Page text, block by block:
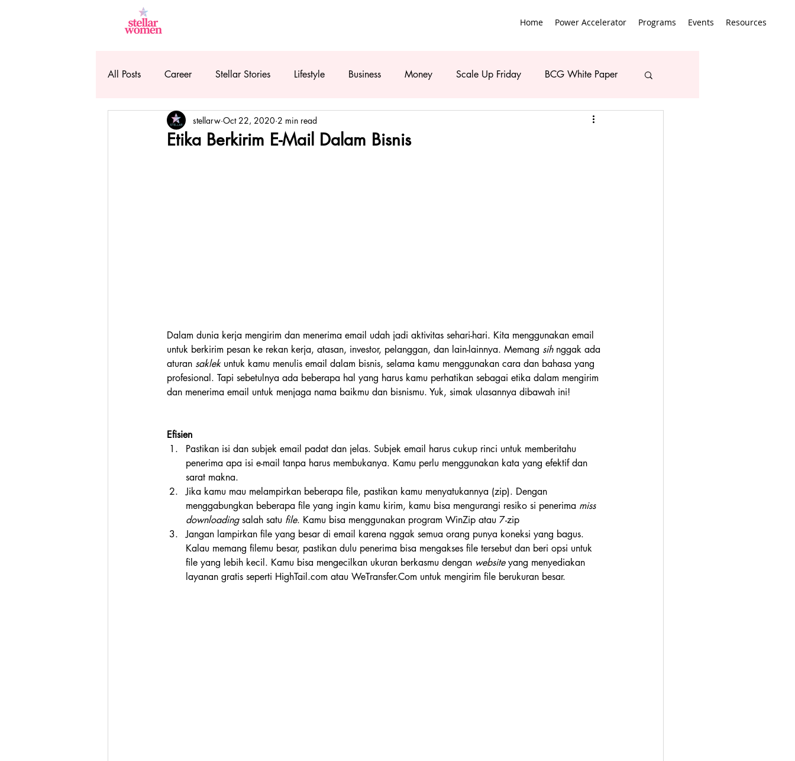
Home Power Accelerator Programs Events Resources
All Posts Career Stellar Stories Lifestyle Business Money Scale Up Friday BCG White Paper
Etika Berkirim E-Mail Dalam Bisnis
stellarw Oct 22, 2020 2 min read
Dalam dunia kerja mengirim dan menerima email udah jadi aktivitas sehari-hari. Kita menggunakan email
untuk berkirim pesan ke rekan kerja, atasan, investor, pelanggan, dan lain-lainnya. Memang sih nggak ada
aturan saklek untuk kamu menulis email dalam bisnis, selama kamu menggunakan cara dan bahasa yang
profesional. Tapi sebetulnya ada beberapa hal yang harus kamu perhatikan sebagai etika dalam mengirim
dan menerima email untuk menjaga nama baikmu dan bisnismu. Yuk, simak ulasannya dibawah ini!
Efisien
Pastikan isi dan subjek email padat dan jelas. Subjek email harus cukup rinci untuk memberitahu
penerima apa isi e-mail tanpa harus membukanya. Kamu perlu menggunakan kata yang efektif dan
sarat makna.
Jika kamu mau melampirkan beberapa file, pastikan kamu menyatukannya (zip). Dengan
menggabungkan beberapa file yang ingin kamu kirim, kamu bisa mengurangi resiko si penerima miss
downloading salah satu file. Kamu bisa menggunakan program WinZip atau 7-zip
Jangan lampirkan file yang besar di email karena nggak semua orang punya koneksi yang bagus.
Kalau memang filemu besar, pastikan dulu penerima bisa mengakses file tersebut dan beri opsi untuk
file yang lebih kecil. Kamu bisa mengecilkan ukuran berkasmu dengan website yang menyediakan
layanan gratis seperti HighTail.com atau WeTransfer.Com untuk mengirim file berukuran besar.